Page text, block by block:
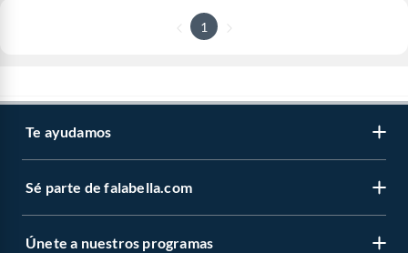
1
Te ayudamos
Sé parte de falabella.com
Únete a nuestros programas